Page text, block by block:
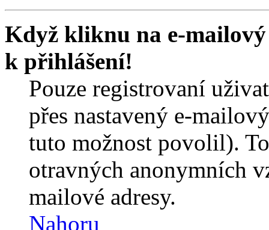
Když kliknu na e-
k přihlášení!
Pouze registrovaní
přes nastavený e-
tuto možnost povolil).
otravných anonymních
mailové adresy.
Nahoru